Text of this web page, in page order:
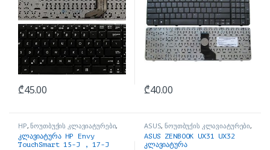
₾45.00 ₾40.00
HP,ნოუთბუქის კლავიატურები,
ნოუთბუქის ნაწილები და
აქსესუარები
კლავიატურა HP Envy
TouchSmart 15-J , 17-J
ASUS,ნოუთბუქის კლავიატურები,
ნოუთბუქის ნაწილები და
აქსესუარები
ASUS ZENBOOK UX31 UX32
კლავიატურა